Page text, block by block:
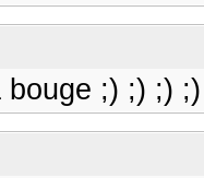
bouge ;) ;) ;)